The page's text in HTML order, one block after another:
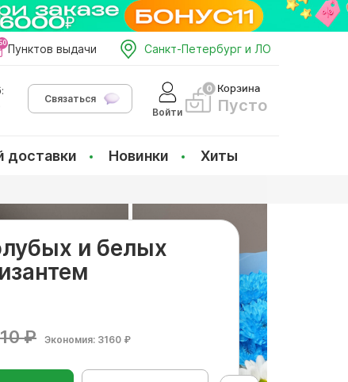
Пунктов выдачи Санкт-Петербург и ЛО
Связаться
Войти
Корзина
Пусто
доставки Новинки Хиты
и белых
₽ Экономия: 3160 ₽